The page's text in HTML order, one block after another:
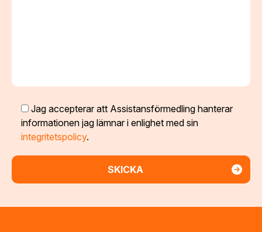
Jag accepterar att Assistansförmedling hanterar
informationen jag lämnar i enlighet med sin
integritetspolicy.